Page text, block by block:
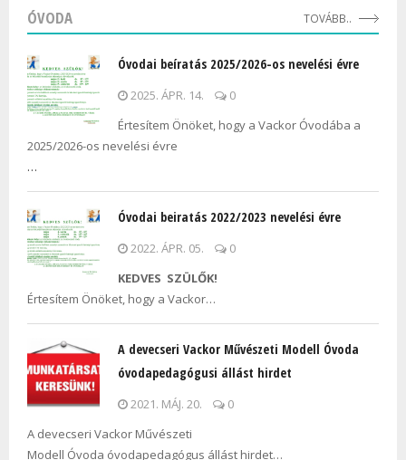
ÓVODA
Óvodai beíratás 2025/2026-os nevelési évre
2025. ÁPR. 14.
0
Értesítem Önöket, hogy a Vackor Óvodába a
2025/2026-os nevelési évre
…
Óvodai beiratás 2022/2023 nevelési évre
2022. ÁPR. 05.
0
KEDVES SZÜLŐK!
Értesítem Önöket, hogy a Vackor…
A devecseri Vackor Művészeti Modell Óvoda
óvodapedagógusi állást hirdet
2021. MÁJ. 20.
0
A devecseri Vackor Művészeti
Modell Óvoda óvodapedagógus állást hirdet…
TOVÁBB..